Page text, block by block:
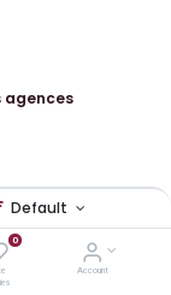
Default
0
Account
agences
de 300 dinars